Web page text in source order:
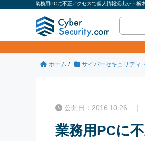
業務用PCに不正アクセスで個人情報流出か－栃
ホーム / サイバーセキュリティ
公開日：2016.10.26 ｜
業務用PCに